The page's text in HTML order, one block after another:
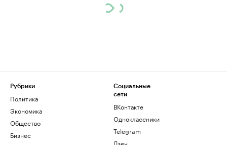
Рубрики
Политика
Экономика
Общество
Бизнес
Социальные
сети
ВКонтакте
Одноклассники
Telegram
Дзен